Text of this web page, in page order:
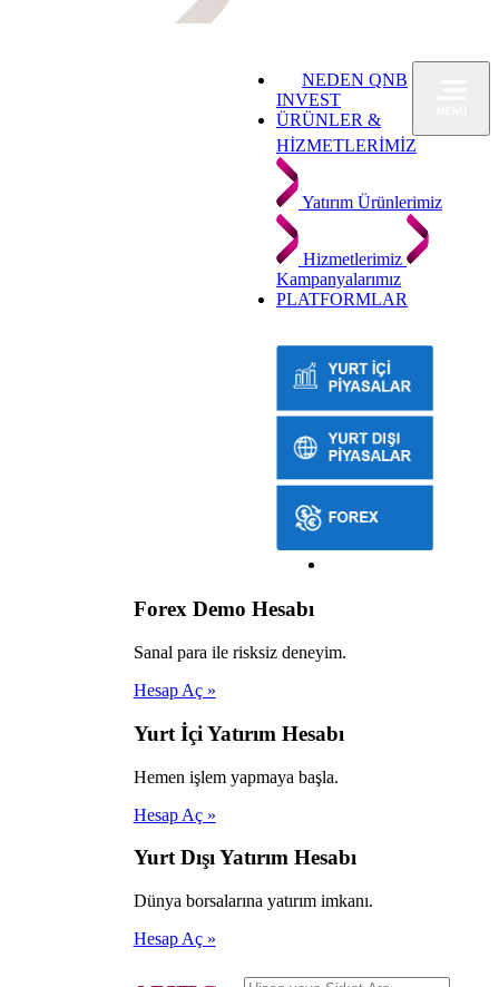
NEDEN QNB
INVEST
ÜRÜNLER &
HİZMETLERİMİZ
Yatırım Ürünlerimiz
Hizmetlerimiz
Kampanyalarımız
PLATFORMLAR
Forex Demo Hesabı
Sanal para ile risksiz deneyim.
Hesap Aç »
Yurt İçi Yatırım Hesabı
Hemen işlem yapmaya başla.
Hesap Aç »
Yurt Dışı Yatırım Hesabı
Dünya borsalarına yatırım imkanı.
Hesap Aç »